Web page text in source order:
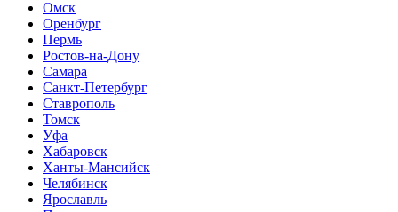
Омск
Оренбург
Пермь
Ростов-на-Дону
Самара
Санкт-Петербург
Ставрополь
Томск
Уфа
Хабаровск
Ханты-Мансийск
Челябинск
Ярославль